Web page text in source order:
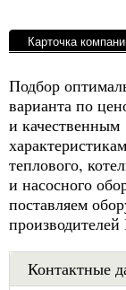
Карточка
Подбор
варианта по
и качественным
характеристикам
теплового,
и насосного
поставляем
Контактные